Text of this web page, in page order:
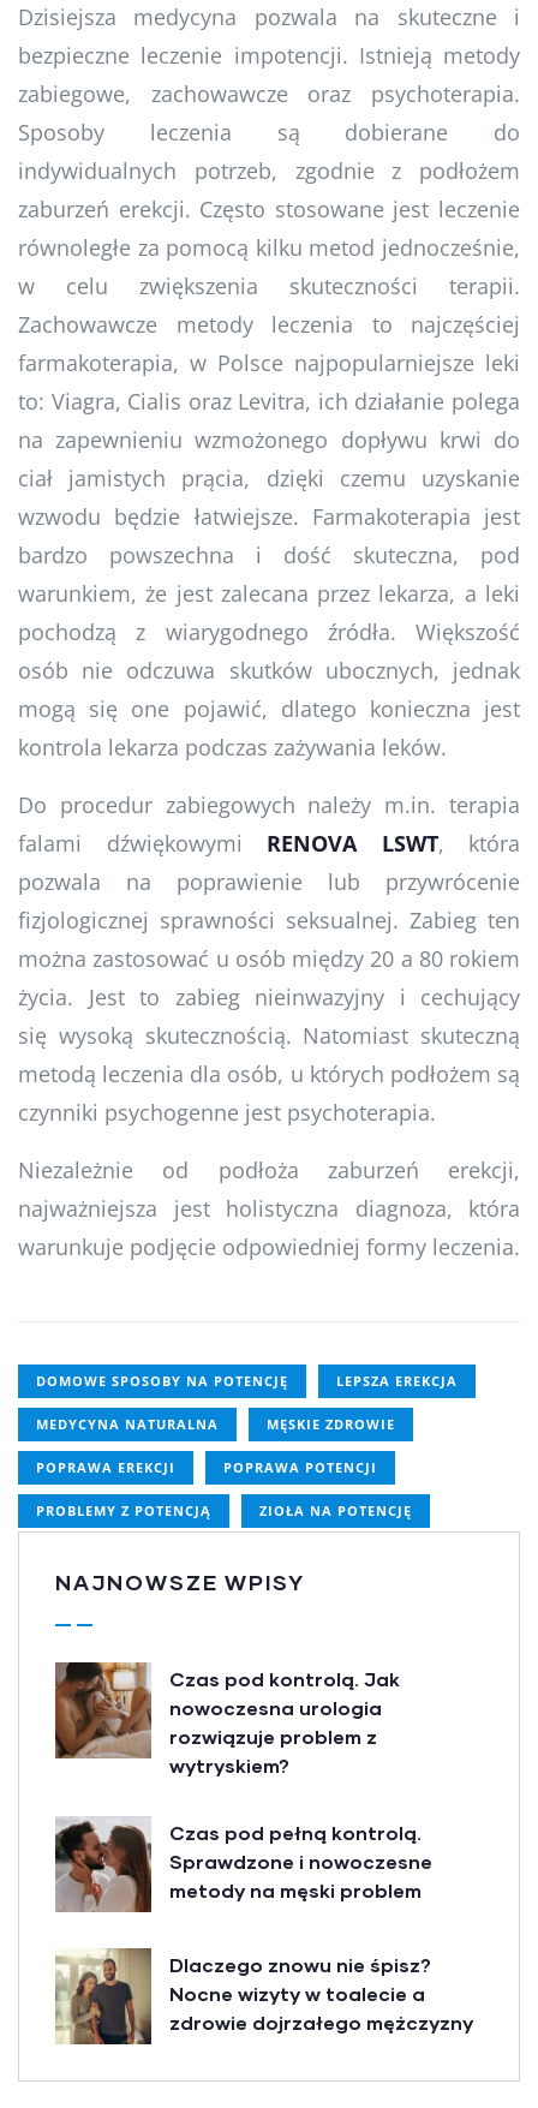
Dzisiejsza medycyna pozwala na skuteczne i
bezpieczne leczenie impotencji. Istnieją metody
zabiegowe, zachowawcze oraz psychoterapia.
Sposoby leczenia są dobierane do
indywidualnych potrzeb, zgodnie z podłożem
zaburzeń erekcji. Często stosowane jest leczenie
równoległe za pomocą kilku metod jednocześnie,
w celu zwiększenia skuteczności terapii.
Zachowawcze metody leczenia to najczęściej
farmakoterapia, w Polsce najpopularniejsze leki
to: Viagra, Cialis oraz Levitra, ich działanie polega
na zapewnieniu wzmożonego dopływu krwi do
ciał jamistych prącia, dzięki czemu uzyskanie
wzwodu będzie łatwiejsze. Farmakoterapia jest
bardzo powszechna i dość skuteczna, pod
warunkiem, że jest zalecana przez lekarza, a leki
pochodzą z wiarygodnego źródła. Większość
osób nie odczuwa skutków ubocznych, jednak
mogą się one pojawić, dlatego konieczna jest
kontrola lekarza podczas zażywania leków.
Do procedur zabiegowych należy m.in. terapia
falami dźwiękowymi RENOVA LSWT, która
pozwala na poprawienie lub przywrócenie
fizjologicznej sprawności seksualnej. Zabieg ten
można zastosować u osób między 20 a 80 rokiem
życia. Jest to zabieg nieinwazyjny i cechujący
się wysoką skutecznością. Natomiast skuteczną
metodą leczenia dla osób, u których podłożem są
czynniki psychogenne jest psychoterapia.
Niezależnie od podłoża zaburzeń erekcji,
najważniejsza jest holistyczna diagnoza, która
warunkuje podjęcie odpowiedniej formy leczenia.
DOMOWE SPOSOBY NA POTENCJĘ LEPSZA EREKCJA
MEDYCYNA NATURALNA MĘSKIE ZDROWIE
POPRAWA EREKCJI POPRAWA POTENCJI
PROBLEMY Z POTENCJĄ ZIOŁA NA POTENCJĘ
NAJNOWSZE WPISY
Czas pod kontrolą. Jak
nowoczesna urologia
rozwiązuje problem z
wytryskiem?
Czas pod pełną kontrolą.
Sprawdzone i nowoczesne
metody na męski problem
Dlaczego znowu nie śpisz?
Nocne wizyty w toalecie a
zdrowie dojrzałego mężczyzny